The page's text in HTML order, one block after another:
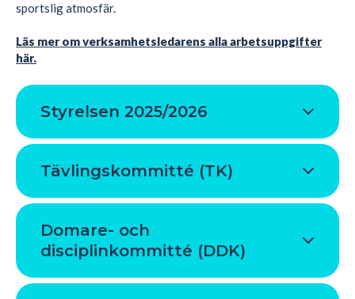
sportslig atmosfär.
Läs mer om verksamhetsledarens alla arbetsuppgifter
här.
Styrelsen 2025/2026
Tävlingskommitté (TK)
Domare- och
disciplinkommitté (DDK)